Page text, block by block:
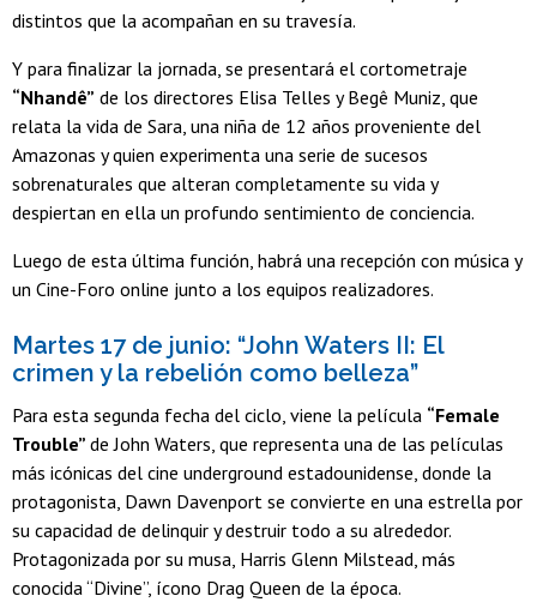
distintos que la acompañan en su travesía.
Y para finalizar la jornada, se presentará el cortometraje
“Nhandê” de los directores Elisa Telles y Begê Muniz, que
relata la vida de Sara, una niña de 12 años proveniente del
Amazonas y quien experimenta una serie de sucesos
sobrenaturales que alteran completamente su vida y
despiertan en ella un profundo sentimiento de conciencia.
Luego de esta última función, habrá una recepción con música y
un Cine-Foro online junto a los equipos realizadores.
Martes 17 de junio: “John Waters II: El
crimen y la rebelión como belleza”
Para esta segunda fecha del ciclo, viene la película “Female
Trouble” de John Waters, que representa una de las películas
más icónicas del cine underground estadounidense, donde la
protagonista, Dawn Davenport se convierte en una estrella por
su capacidad de delinquir y destruir todo a su alrededor.
Protagonizada por su musa, Harris Glenn Milstead, más
conocida “Divine”, ícono Drag Queen de la época.